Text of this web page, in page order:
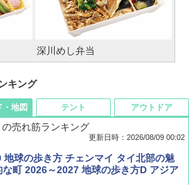
深川めし弁当
キング
ビ-パル) 2026年 9 月号【特別付録:
ミニマル"旅"財布 ランダム2種】
・地図
売れ筋ランキング
更新日時：2026/08/09 00:02
地球の歩き方 チェンマイ タイ北部の魅
な町 2026～2027 地球の歩き方D アジア
テント アウトドア